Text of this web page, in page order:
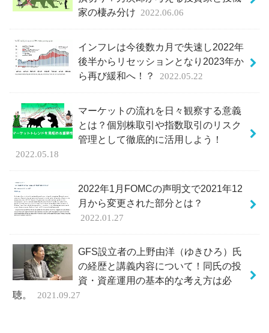
家の棲み分け
2022.06.06
インフレは今後数カ月で失速し2022年
後半からリセッションとなり2023年か
ら再び緩和へ！？
2022.05.22
マーケットの流れを日々観察する意義
とは？個別株取引や指数取引のリスク
管理として徹底的に活用しよう！
2022.05.18
2022年1月FOMCの声明文で2021年12
月から変更された部分とは？
2022.01.27
GFS設立者の上野由洋（ゆきひろ）氏
の経歴と講義内容について！同氏の投
資・資産運用の基本的な考え方は必
聴。
2021.09.27